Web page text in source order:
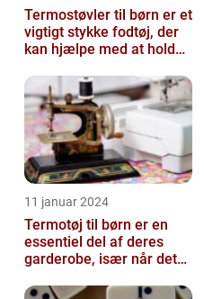
Termostøvler til børn er et
vigtigt stykke fodtøj, der
kan hjælpe med at holde
11 januar 2024
Termotøj til børn er en
essentiel del af deres
garderobe, især når det
og ak...